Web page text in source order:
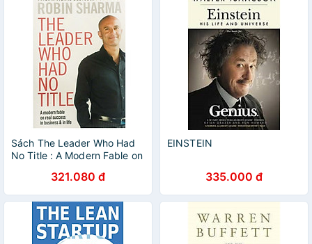
Sách The Leader Who Had
No Title : A Modern Fable on
and in Life321.080 đ
EINSTEIN
335.000 đ